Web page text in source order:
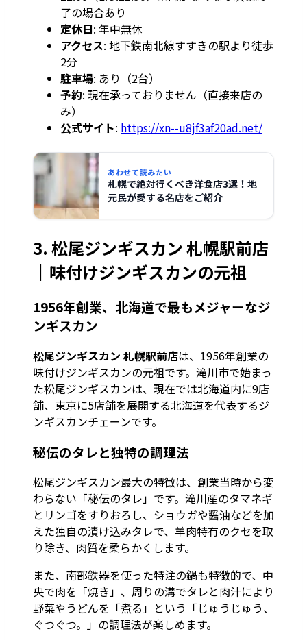
了の場合あり
定休日: 年中無休
アクセス: 地下鉄南北線すすきの駅より徒歩
2分
駐車場: あり（2台）
予約: 現在承っておりません（直接来店の
み）
公式サイト: https://xn--u8jf3af20ad.net/
あわせて読みたい
札幌で絶対行くべき洋食店3選！地
元民が愛する名店をご紹介
3. 松尾ジンギスカン 札幌駅前店
｜味付けジンギスカンの元祖
1956年創業、北海道で最もメジャーなジ
ンギスカン
松尾ジンギスカン 札幌駅前店は、1956年創業の
味付けジンギスカンの元祖です。滝川市で始まっ
た松尾ジンギスカンは、現在では北海道内に9店
舗、東京に5店舗を展開する北海道を代表するジ
ンギスカンチェーンです。
秘伝のタレと独特の調理法
松尾ジンギスカン最大の特徴は、創業当時から変
わらない「秘伝のタレ」です。滝川産のタマネギ
とリンゴをすりおろし、ショウガや醤油などを加
えた独自の漬け込みタレで、羊肉特有のクセを取
り除き、肉質を柔らかくします。
また、南部鉄器を使った特注の鍋も特徴的で、中
央で肉を「焼き」、周りの溝でタレと肉汁により
野菜やうどんを「煮る」という「じゅうじゅう、
ぐつぐつ。」の調理法が楽しめます。